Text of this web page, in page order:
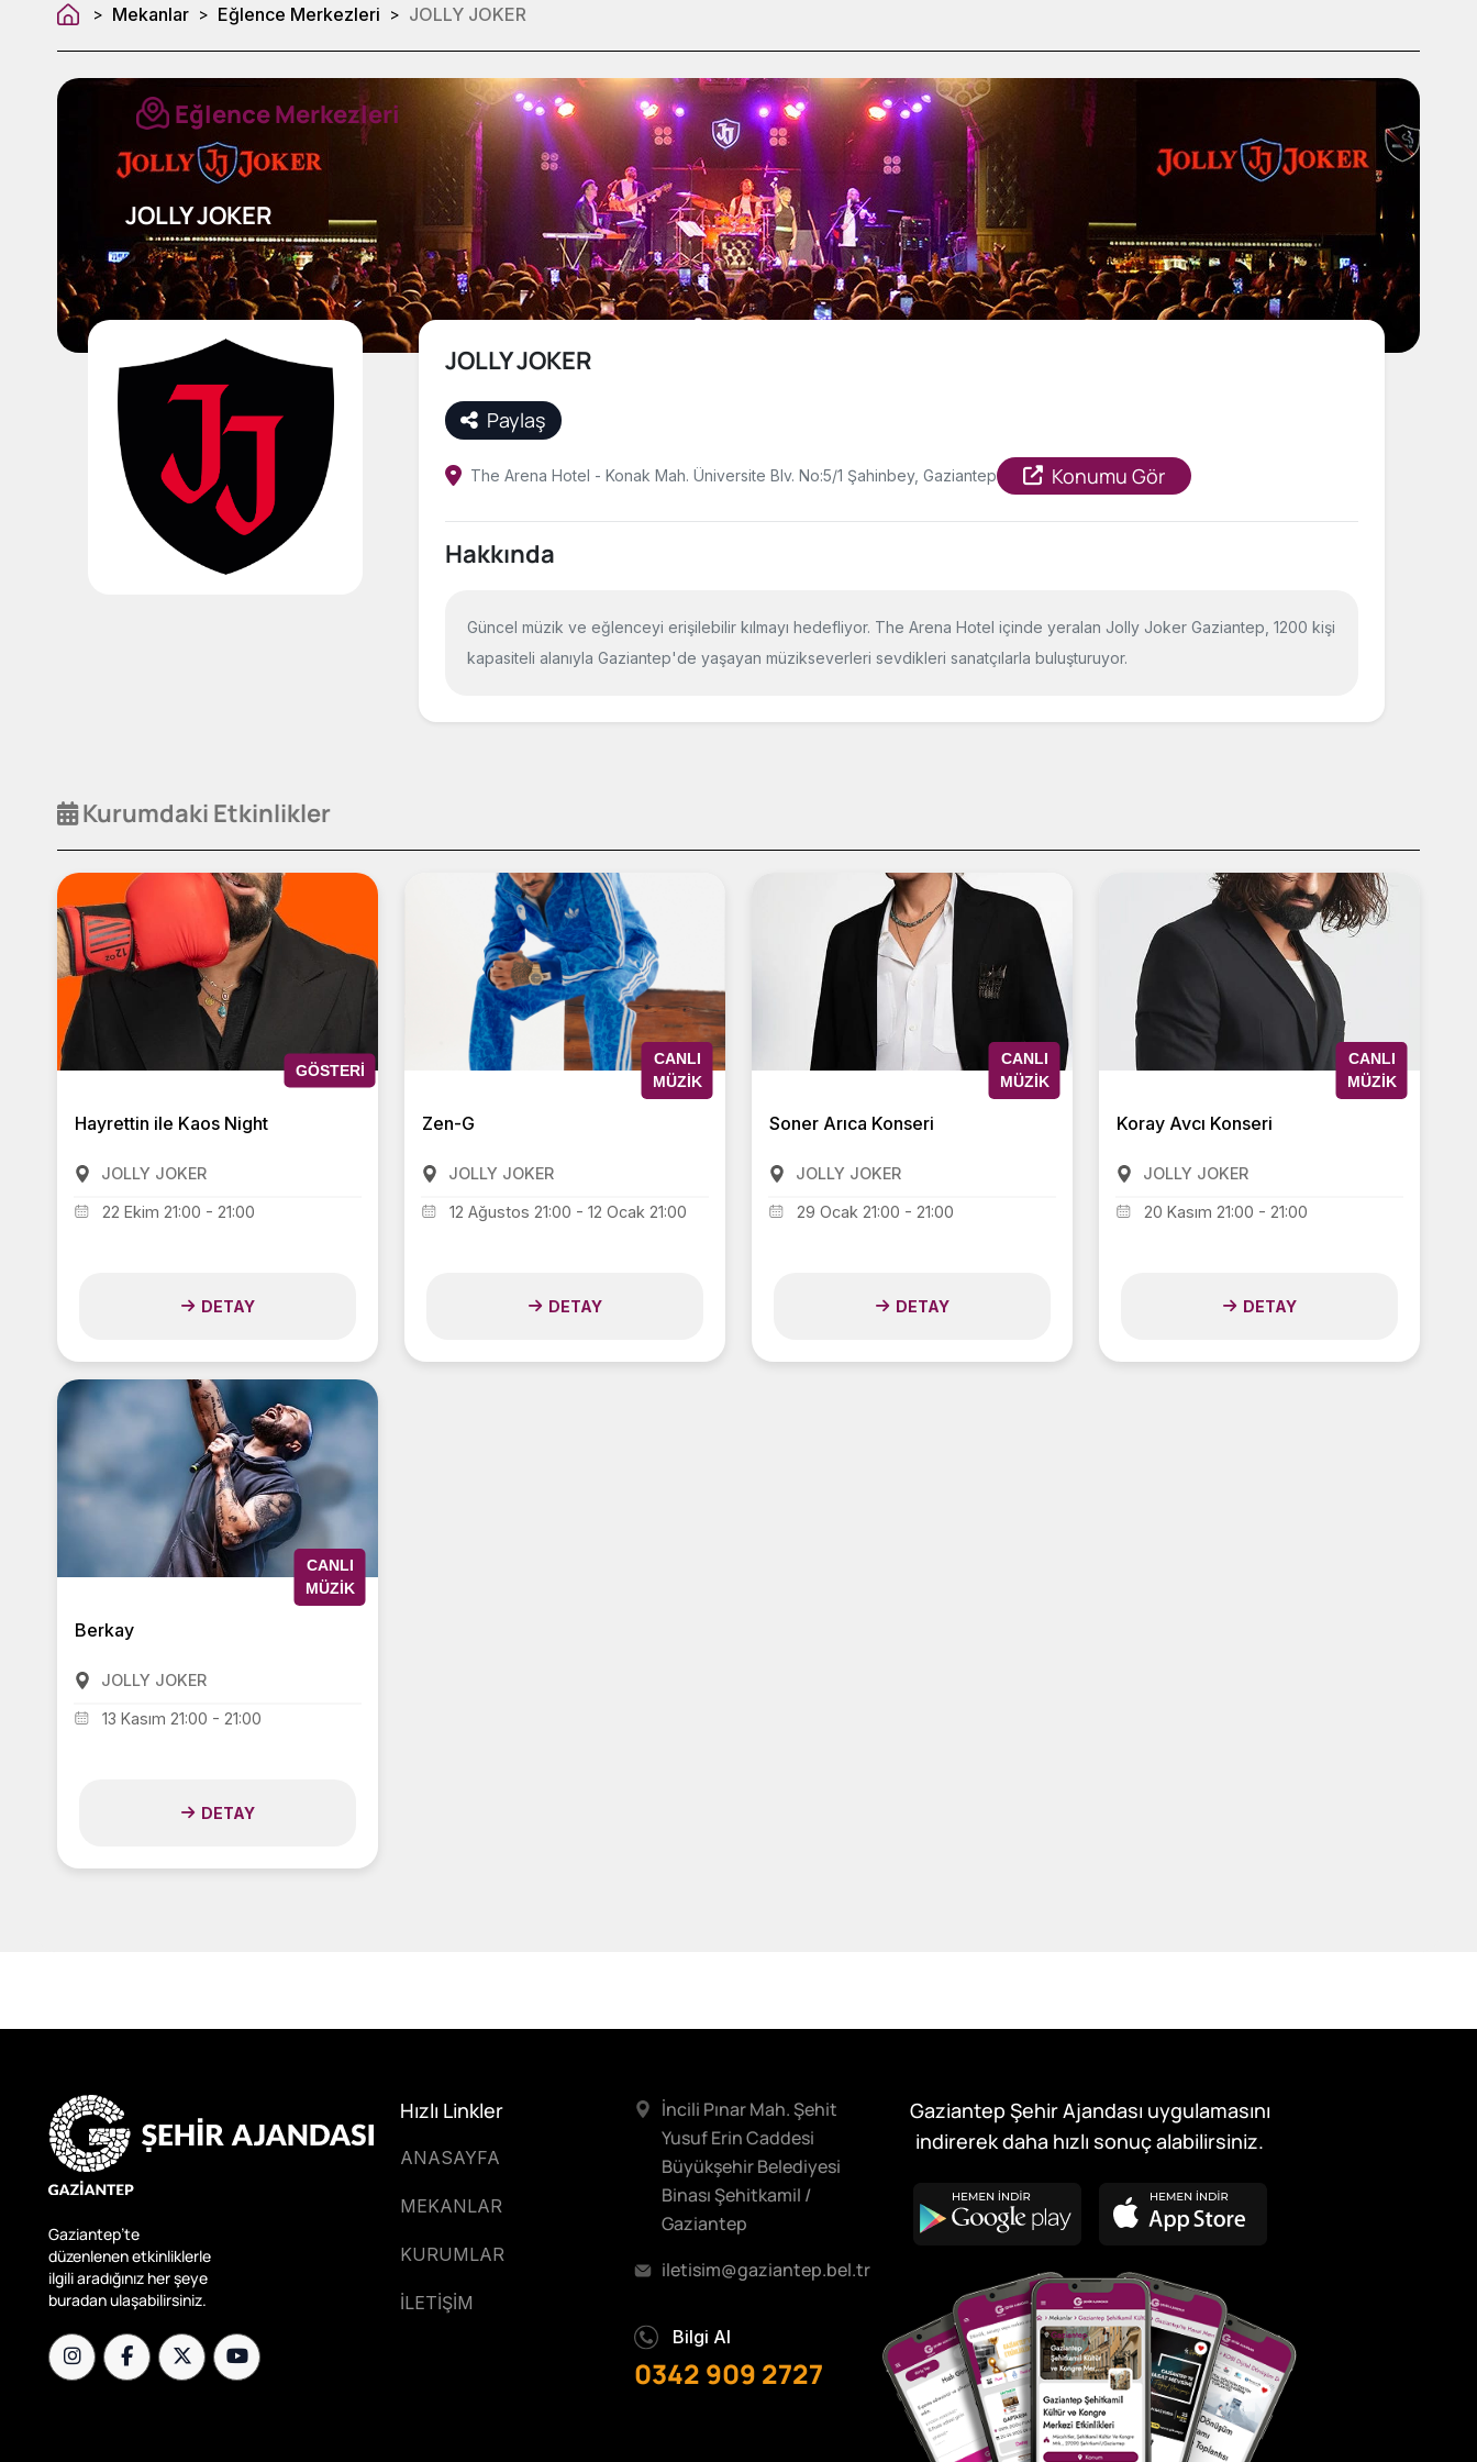
> Mekanlar > Eğlence Merkezleri > JOLLY JOKER
Eğlence Merkezleri
JOLLY JOKER
JOLLY JOKER
Paylaş
The Arena Hotel - Konak Mah. Üniversite Blv. No:5/1 Şahinbey, Gaziantep Konumu Gör
Hakkında
Güncel müzik ve eğlenceyi erişilebilir kılmayı hedefliyor. The Arena Hotel içinde yeralan Jolly Joker Gaziantep, 1200 kişi
kapasiteli alanıyla Gaziantep'de yaşayan müzikseverleri sevdikleri sanatçılarla buluşturuyor.
Kurumdaki Etkinlikler
GÖSTERI
Hayrettin ile Kaos Night
JOLLY JOKER
22 Ekim 21:00 - 21:00
DETAY
CANLI
MÜZIK
Zen-G
JOLLY JOKER
12 Ağustos 21:00 - 12 Ocak 21:00
DETAY
CANLI
MÜZIK
Soner Arıca Konseri
JOLLY JOKER
29 Ocak 21:00 - 21:00
DETAY
CANLI
MÜZIK
Koray Avcı Konseri
JOLLY JOKER
20 Kasım 21:00 - 21:00
DETAY
CANLI
MÜZIK
Berkay
JOLLY JOKER
13 Kasım 21:00 - 21:00
DETAY
Gaziantep’te
düzenlenen etkinliklerle
ilgili aradığınız her şeye
buradan ulaşabilirsiniz.
Hızlı Linkler
ANASAYFA
MEKANLAR
KURUMLAR
İLETİŞİM
İncili Pınar Mah. Şehit
Yusuf Erin Caddesi
Büyükşehir Belediyesi
Binası Şehitkamil /
Gaziantep
iletisim@gaziantep.bel.tr
Bilgi Al
0342 909 2727
Gaziantep Şehir Ajandası uygulamasını
indirerek daha hızlı sonuç alabilirsiniz.